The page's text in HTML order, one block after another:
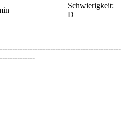
Schwierigkeit:
D